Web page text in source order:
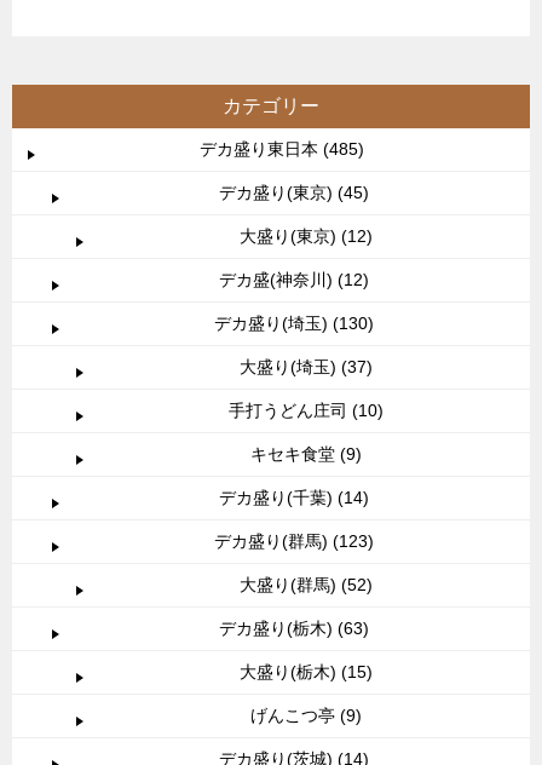
カテゴリー
デカ盛り東日本 (485)
デカ盛り(東京) (45)
大盛り(東京) (12)
デカ盛(神奈川) (12)
デカ盛り(埼玉) (130)
大盛り(埼玉) (37)
手打うどん庄司 (10)
キセキ食堂 (9)
デカ盛り(千葉) (14)
デカ盛り(群馬) (123)
大盛り(群馬) (52)
デカ盛り(栃木) (63)
大盛り(栃木) (15)
げんこつ亭 (9)
デカ盛り(茨城) (14)